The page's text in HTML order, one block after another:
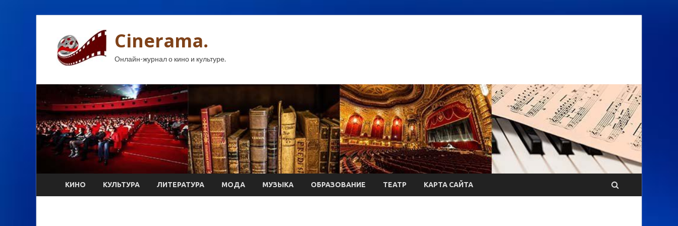
Cinerama.
Онлайн-журнал о кино и культуре.
КИНО КУЛЬТУРА ЛИТЕРАТУРА МОДА МУЗЫКА ОБРАЗОВАНИЕ ТЕАТР КАРТА САЙТА